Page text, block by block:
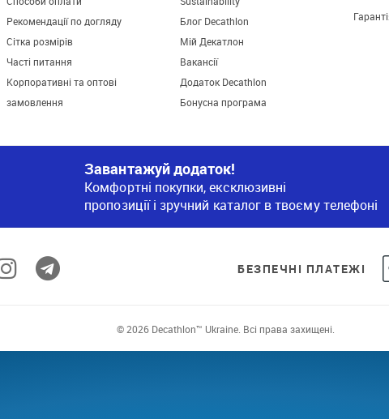
Рекомендації по догляду
Сітка розмірів
Часті питання
Корпоративні та оптові
замовлення
Блог Decathlon
Мій Декатлон
Вакансії
Додаток Decathlon
Бонусна програма
Завантажуй додаток!
Комфортні покупки, ексклюзивні
пропозиції і зручний каталог в твоєму телефоні
БЕЗПЕЧНІ ПЛАТЕЖІ
© 2026 Decathlon™ Ukraine. Всі права захищені.